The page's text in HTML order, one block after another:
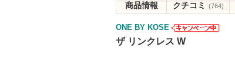
商品情報 クチコミ (764)
ONE BY KOSE
ONE BY
ザ リンクレス W